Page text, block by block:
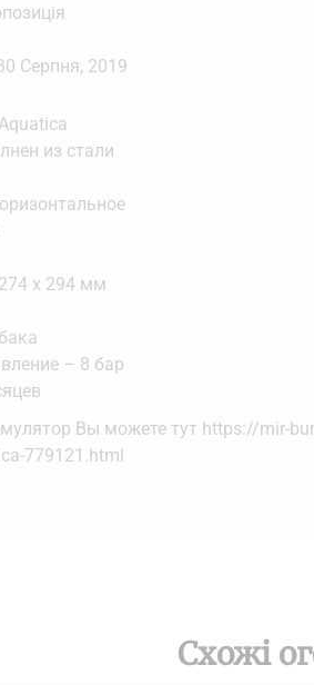
Серпня, 2019
из стали
х 294 мм
– 8 бар
Вы можете тут https://mir-
779121.html
Схожі